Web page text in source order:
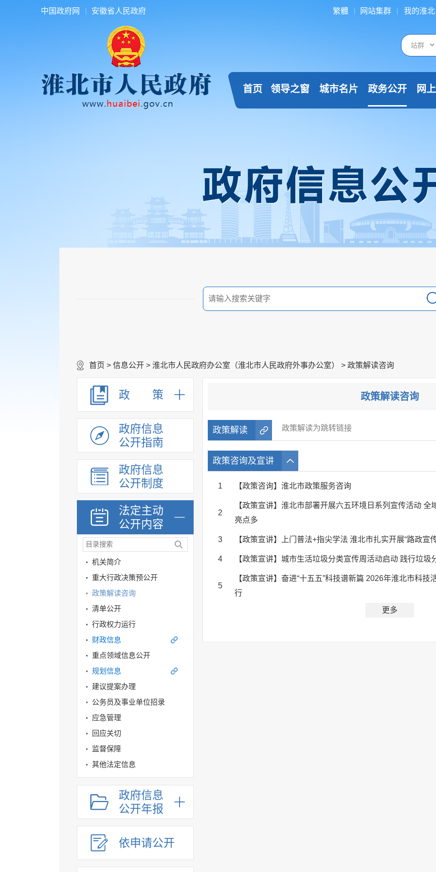
中国政府网 安徽省人民政府 繁體 网站集群 我的淮北
首页 领导之窗 城市名片 政务公开 网
首页 > 信息公开 > 淮北市人民政府办公室（淮北市人民政府外事办公室） > 政策解读咨询
政 策
政府信息
公开指南
政府信息
公开制度
法定主动
公开内容
机关简介
重大行政决策预公开
政策解读咨询
清单公开
行政权力运行
财政信息
重点领域信息公开
规划信息
建议提案办理
公务员及事业单位招录
应急管理
回应关切
监督保障
其他法定信息
政府信息
公开年报
依申请公开
政策解读咨询
政策解读 政策解读为跳转链接
政策咨询及宣讲
1 【政策咨询】淮北市政策服务咨询
2
【政策宣讲】淮北市部署开展六五环境日系列宣传活动 全
亮点多
3 【政策宣讲】上门普法+指尖学法 淮北市扎实开展“路政宣
4 【政策宣讲】城市生活垃圾分类宣传周活动启动 践行垃
5
【政策宣讲】奋进“十五五”科技谱新篇 2026年淮北市科技
行
更多